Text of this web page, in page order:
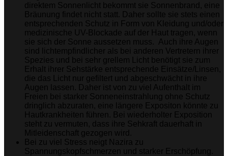
direktem Sonnenlicht bekommt sie Sonnenbrand, eine
Bräunung findet nicht statt. Daher sollte sie stets einen
entsprechenden Schutz in Form von Kleidung und/oder
medizinische UV-Blockade auf der Haut tragen, wenn
sie sich der Sonne aussetzen muss. Auch ihre Augen
sind lichtempfindlicher als bei anderen Vertretern ihrer
Spezies und bei sehr grellem Licht benötigt sie zum
Erhalt ihrer Sehstärke entsprechende Einsätze/Linsen,
die das Licht nur gefiltert und abgeschwächt in ihre
Augen lassen. Daher ist von zu viel Aufenthalt im
Freien bei starker Sonneneinstrahlung ohne Schutz
dringlich abzuraten, eine längere Expositon könnte zu
Hautkrankheiten führen. Bei wiederholter Exposition
steht zu vermuten, dass ihre Sehkraft dauerhaft in
Mitleidenschaft gezogen wird.
Bei zu viel Stress neigt Nazira zu
Spannungskopfschmerzen und starker Erschöpfung.